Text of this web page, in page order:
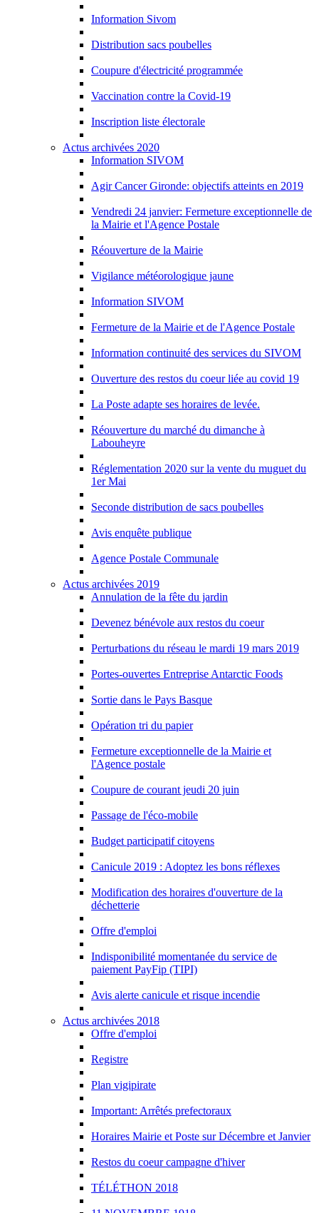
Information Sivom
Distribution sacs poubelles
Coupure d'électricité programmée
Vaccination contre la Covid-19
Inscription liste électorale
Actus archivées 2020
Information SIVOM
Agir Cancer Gironde: objectifs atteints en 2019
Vendredi 24 janvier: Fermeture exceptionnelle de
la Mairie et l'Agence Postale
Réouverture de la Mairie
Vigilance météorologique jaune
Information SIVOM
Fermeture de la Mairie et de l'Agence Postale
Information continuité des services du SIVOM
Ouverture des restos du coeur liée au covid 19
La Poste adapte ses horaires de levée.
Réouverture du marché du dimanche à
Labouheyre
Réglementation 2020 sur la vente du muguet du
1er Mai
Seconde distribution de sacs poubelles
Avis enquête publique
Agence Postale Communale
Actus archivées 2019
Annulation de la fête du jardin
Devenez bénévole aux restos du coeur
Perturbations du réseau le mardi 19 mars 2019
Portes-ouvertes Entreprise Antarctic Foods
Sortie dans le Pays Basque
Opération tri du papier
Fermeture exceptionnelle de la Mairie et
l'Agence postale
Coupure de courant jeudi 20 juin
Passage de l'éco-mobile
Budget participatif citoyens
Canicule 2019 : Adoptez les bons réflexes
Modification des horaires d'ouverture de la
déchetterie
Offre d'emploi
Indisponibilité momentanée du service de
paiement PayFip (TIPI)
Avis alerte canicule et risque incendie
Actus archivées 2018
Offre d'emploi
Registre
Plan vigipirate
Important: Arrêtés prefectoraux
Horaires Mairie et Poste sur Décembre et Janvier
Restos du coeur campagne d'hiver
TÉLÉTHON 2018